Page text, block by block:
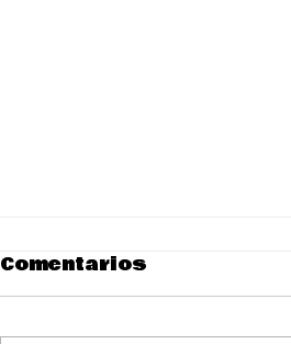
Comentarios